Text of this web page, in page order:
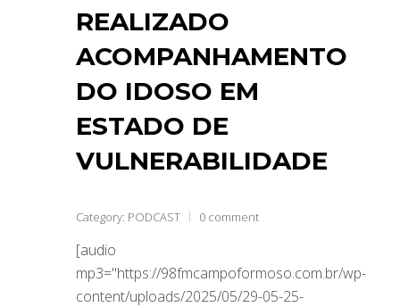
REALIZADO
ACOMPANHAMENTO
DO IDOSO EM
ESTADO DE
VULNERABILIDADE
Category: PODCAST 0 comment
[audio
mp3="https://98fmcampoformoso.com.br/wp-
content/uploads/2025/05/29-05-25-